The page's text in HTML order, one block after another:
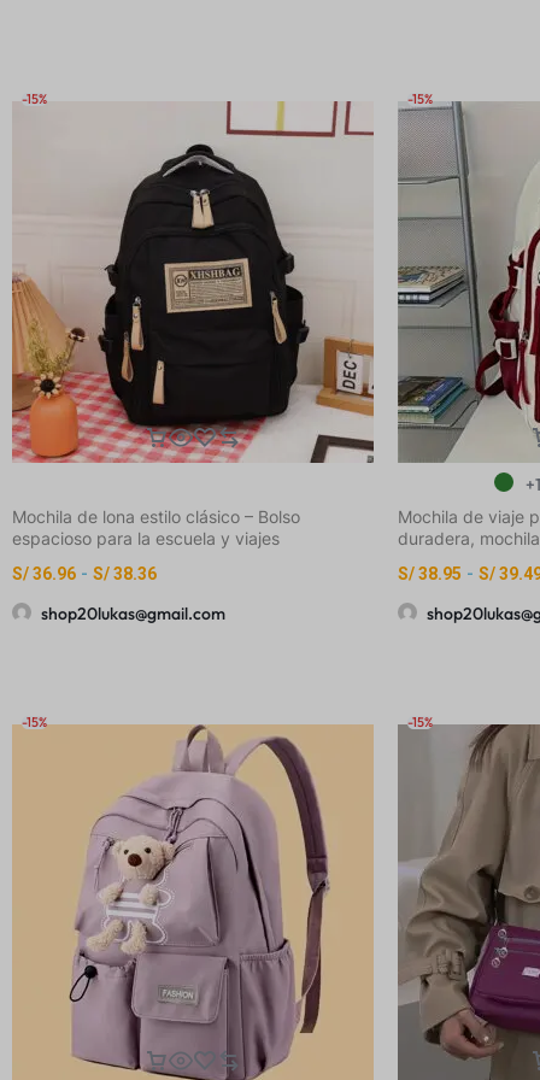
-15%
Mochila de lona estilo clásico – Bolso
espacioso para la escuela y viajes
S/36.96 - S/38.36
shop20lukas@gmail.com
-15%
+1
Mochila de viaje
duradera,
S/38.95 - S/
-15% -15%